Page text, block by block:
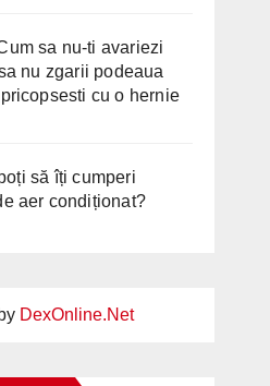
sa nu-ti avariezi
nu zgarii podeaua
cu o hernie
să îți cumperi
aer condiționat?
DexOnline.Net